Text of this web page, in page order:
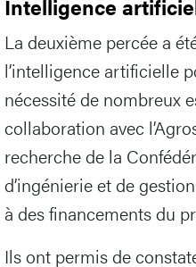
Intelligence
La deuxième percée a
l’intelligence artificielle
nécessité de nombreux
collaboration avec
recherche de la
d’ingénierie et de
à des financements du
Ils ont permis de